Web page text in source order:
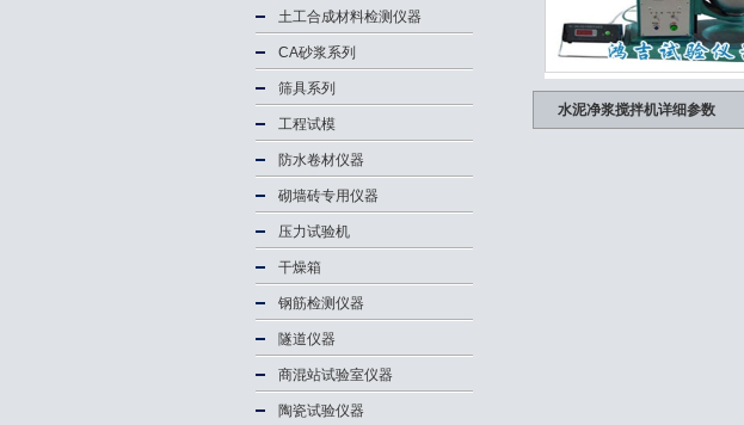
土工合成材料检测仪器
CA砂浆系列
筛具系列
工程试模
防水卷材仪器
砌墙砖专用仪器
压力试验机
干燥箱
钢筋检测仪器
隧道仪器
商混站试验室仪器
陶瓷试验仪器
水泥净浆搅拌机详细参数